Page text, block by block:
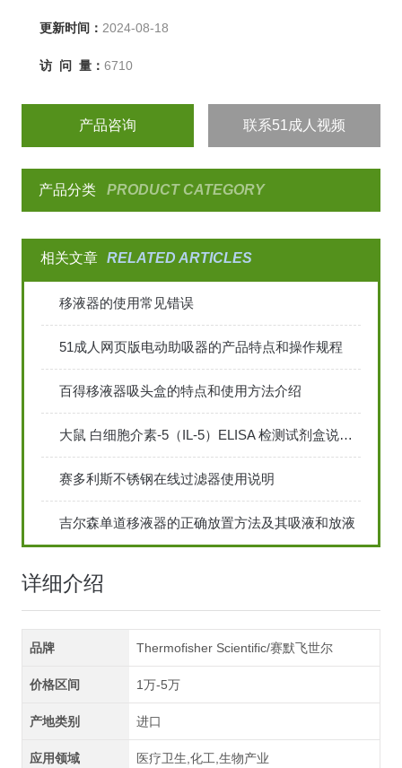
更新时间： 2024-08-18
访 问 量： 6710
产品咨询 联系51成人视频
产品分类 PRODUCT CATEGORY
相关文章 RELATED ARTICLES
移液器的使用常见错误
51成人网页版电动助吸器的产品特点和操作规程
百得移液器吸头盒的特点和使用方法介绍
大鼠 白细胞介素-5（IL-5）ELISA 检测试剂盒说明书
赛多利斯不锈钢在线过滤器使用说明
吉尔森单道移液器的正确放置方法及其吸液和放液
详细介绍
品牌 Thermofisher Scientific/赛默飞世尔
价格区间 1万-5万
产地类别 进口
应用领域 医疗卫生,化工,生物产业